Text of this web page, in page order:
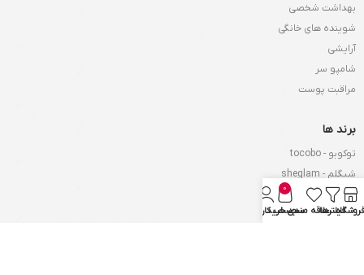
بهداشت شخصی
شوینده های خانگی
آرایشی
شامپو سر
مراقبت پوست
برند ها
توکوبو - tocobo
شیگلم - sheglam
او جی ایکس - Ogx
لورآل - Loreal
فروشگاهفیلترهاعلاقه مندی
0
سبد خرید
حساب کاربری من